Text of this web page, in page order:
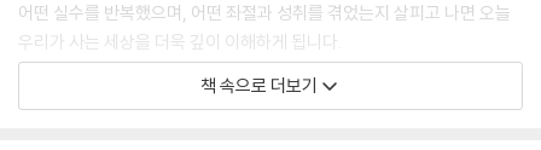
어떤 실수를 반복했으며, 어떤 좌절과 성취를 겪었는지 살피고 나면 오늘
우리가 사는 세상을 더욱 깊이 이해하게 됩니다.
---「프롤로그｜꼭 알아야 하는 최소한의 한국사’」중에서
책 속으로 더보기